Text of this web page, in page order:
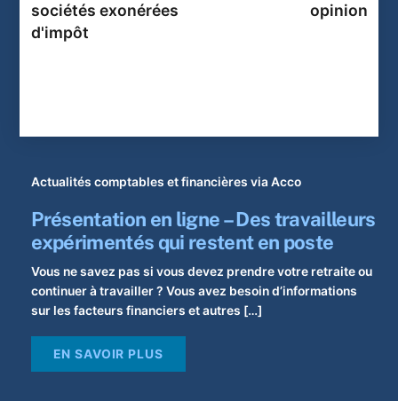
sociétés exonérées
d'impôt
opinion
Actualités comptables et financières via Acco
Présentation en ligne – Des travailleurs
expérimentés qui restent en poste
Vous ne savez pas si vous devez prendre votre retraite ou
continuer à travailler ? Vous avez besoin d’informations
sur les facteurs financiers et autres […]
EN SAVOIR PLUS